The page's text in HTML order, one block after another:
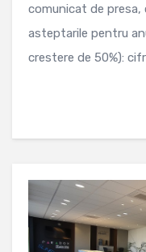
comunicat de presa,
asteptarile pentru
crestere de 50%):